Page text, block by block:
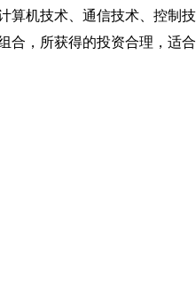
算机技术、通信技术、控制
，所获得的投资合理，适